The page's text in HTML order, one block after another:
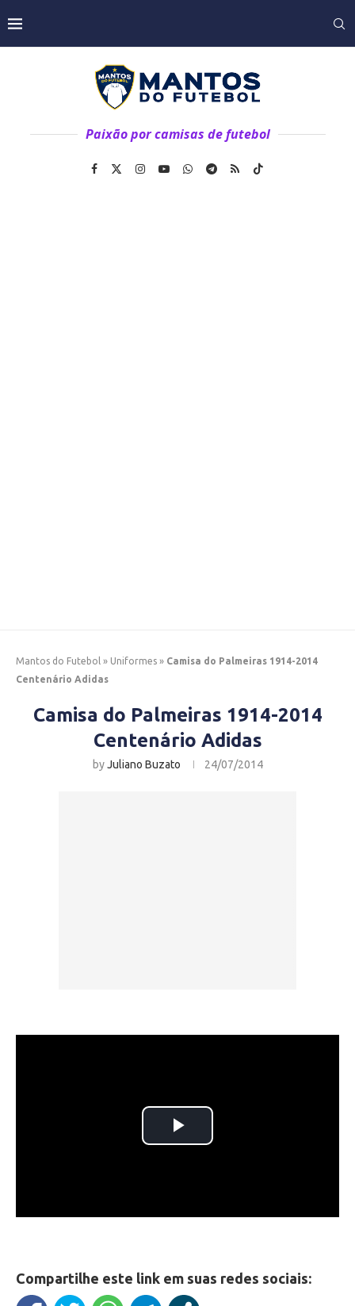
Paixão por camisas de futebol
Mantos do Futebol » Uniformes » Camisa do Palmeiras 1914-2014
Centenário Adidas
Camisa do Palmeiras 1914-2014
Centenário Adidas
byJuliano Buzato 24/07/2014
Compartilhe este link em suas redes sociais: